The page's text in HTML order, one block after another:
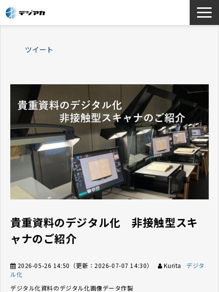
導入事例
よくあるご質問
ツイート
貴重資料のデジタル化 非接触型スキ
ャナのご紹介
2026-05-26 14:50 （更新： 2026-07-07 14:30） Kurita
デジタ
ル化
デジタル化資料のデジタル化画像データ作製